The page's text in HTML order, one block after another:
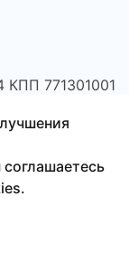
771301001